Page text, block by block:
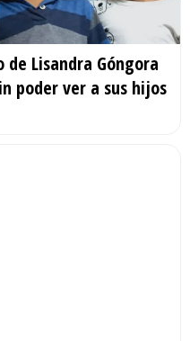
Lisandra Góngora
poder ver a sus hijos